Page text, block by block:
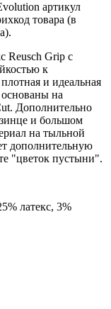
артикул
товара (в
Reusch Grip с
к
и идеальная
на
Дополнительно
и большом
на тыльной
дополнительную
"цветок пустыни".
латекс, 3%